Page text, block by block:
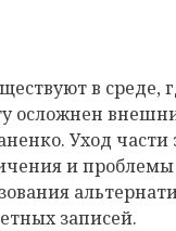
в среде,
осложнен
Уход части
и проблемы
записей.